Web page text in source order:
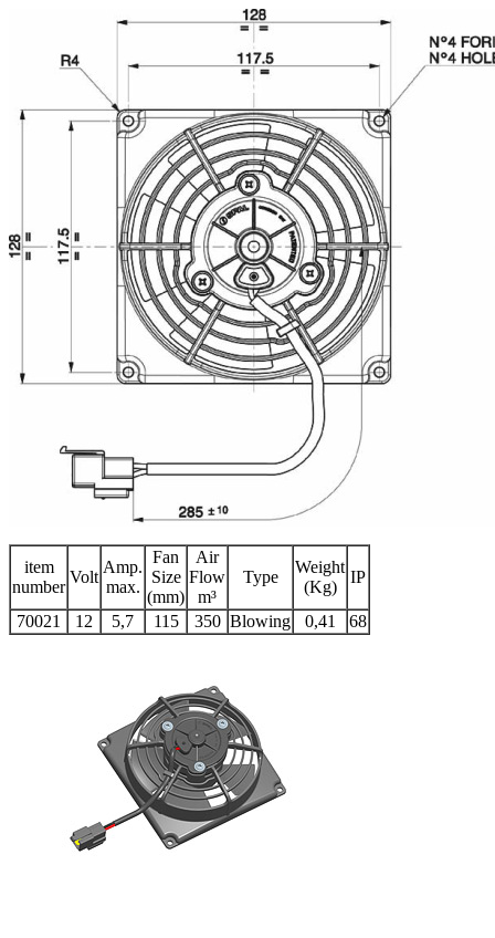
item
number
Volt
Amp.
max.
Fan
Size
(mm)
Air
Flow
m³
Type
Weight
(Kg)
IP
70021 12 5,7 115 350 Blowing 0,41 68